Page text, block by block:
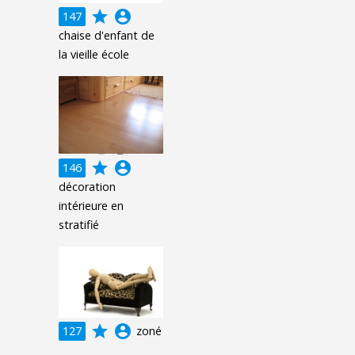
147 grade account_circle
chaise d'enfant de
la vieille école
146 grade account_circle
décoration
intérieure en
stratifié
127 grade account_circle zoné